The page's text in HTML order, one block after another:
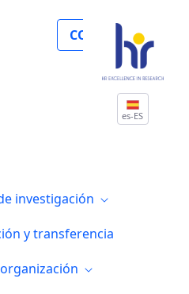
COLABORA
es-ES
investigación
y transferencia